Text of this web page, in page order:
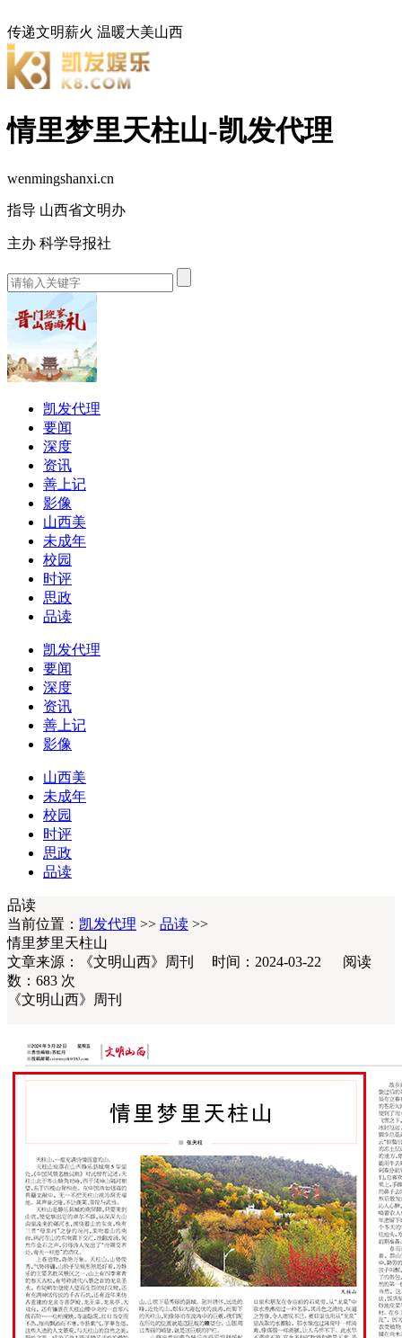
传递文明薪火 温暖大美山西
情里梦里天柱山-凯发代理
wenmingshanxi.cn
指导 山西省文明办
主办 科学导报社
凯发代理
要闻
深度
资讯
善上记
影像
山西美
未成年
校园
时评
思政
品读
凯发代理
要闻
深度
资讯
善上记
影像
山西美
未成年
校园
时评
思政
品读
品读
当前位置： 凯发代理 >> 品读 >>
情里梦里天柱山
文章来源：《文明山西》周刊 时间：2024-03-22 阅读
数：683 次
《文明山西》周刊